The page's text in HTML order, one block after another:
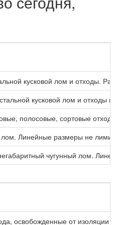
кусковой лом и отходы.
кусковой лом и
полосовые, сортовые
Линейные размеры не
чугунный лом.
освобожденные от изоляции